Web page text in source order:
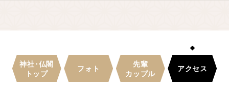
神社･仏閣
トップ
フォト
先輩
カップル
アクセス